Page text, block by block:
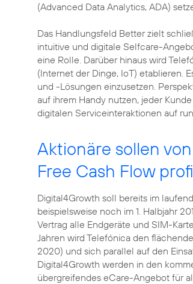
(Advanced Data Analytics, ADA)
Das Handlungsfeld Better zielt
intuitive und digitale Selfcare-
eine Rolle. Darüber hinaus wird
(Internet der Dinge, IoT) etablieren.
und -Lösungen einzusetzen.
auf ihrem Handy nutzen, jeder
digitalen Serviceinteraktionen auf
Aktionäre sollen
Free Cash Flow
Digital4Growth soll bereits im
beispielsweise noch im 1. Halbjahr
Vertrag alle Endgeräte und SIM-
Jahren wird Telefónica den
2020) und sich parallel auf den
Digital4Growth werden in den
übergreifendes eCare-Angebot für